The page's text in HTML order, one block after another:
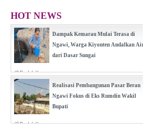
HOT NEWS
Dampak Kemarau Mulai Terasa di
Ngawi, Warga Kiyonten Andalkan Air
dari Dasar Sungai
(0 Reply(s))
Realisasi Pembangunan Pasar Beran
Ngawi Fokus di Eks Rumdin Wakil
Bupati
(0 Reply(s))